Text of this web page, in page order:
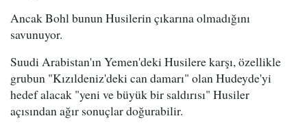
Ancak Bohl bunun Husilerin çıkarına olmadığını
savunuyor.
Suudi Arabistan'ın Yemen'deki Husilere karşı, özellikle
grubun "Kızıldeniz'deki can damarı" olan Hudeyde'yi
hedef alacak "yeni ve büyük bir saldırısı" Husiler
açısından ağır sonuçlar doğurabilir.